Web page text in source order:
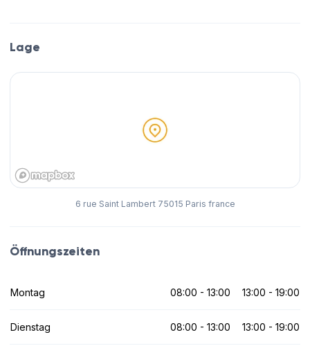
Lage
6 rue Saint Lambert 75015 Paris france
Öffnungszeiten
Montag 08:00 - 13:00 13:00 - 19:00
Dienstag 08:00 - 13:00 13:00 - 19:00